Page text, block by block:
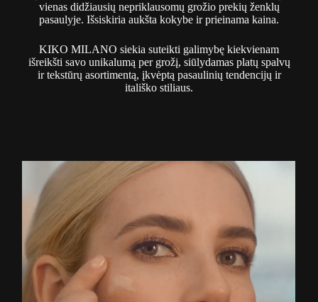
vienas didžiausių nepriklausomų grožio prekių ženklų
pasaulyje. Išsiskiria aukšta kokybe ir prieinama kaina.
KIKO MILANO siekia suteikti galimybę kiekvienam
išreikšti savo unikalumą per grožį, siūlydamas platų spalvų
ir tekstūrų asortimentą, įkvėptą pasaulinių tendencijų ir
itališko stiliaus.